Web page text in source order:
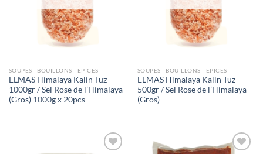
SOUPES - BOUILLONS - EPICES
ELMAS Himalaya Kalin Tuz
1000gr / Sel Rose de l’Himalaya
(Gros) 1000g x 20pcs
SOUPES - BOUILLONS - EPICES
ELMAS Himalaya Kalin Tuz
500gr / Sel Rose de l’Himalaya
(Gros)